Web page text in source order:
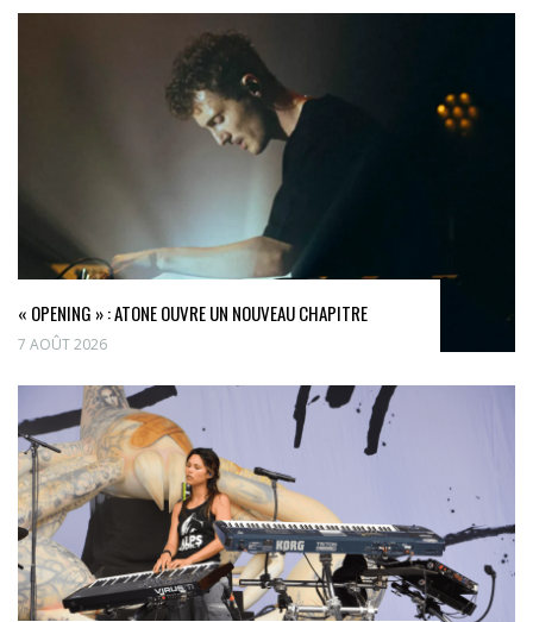
« OPENING » : ATONE OUVRE UN NOUVEAU CHAPITRE
7 AOÛT 2026